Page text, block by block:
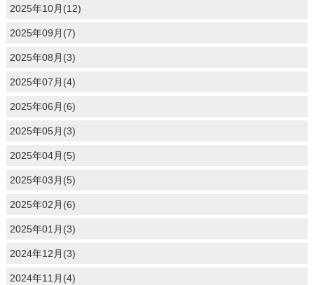
2025年10月(12)
2025年09月(7)
2025年08月(3)
2025年07月(4)
2025年06月(6)
2025年05月(3)
2025年04月(5)
2025年03月(5)
2025年02月(6)
2025年01月(3)
2024年12月(3)
2024年11月(4)